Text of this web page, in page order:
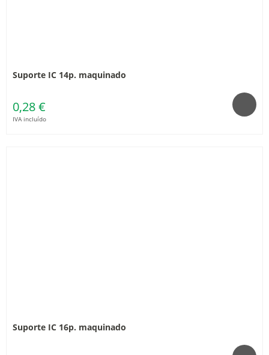
Suporte IC 14p. maquinado
0,28 €
IVA incluído
Suporte IC 16p. maquinado